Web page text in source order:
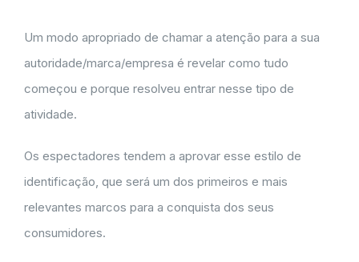
Um modo apropriado de chamar a atenção para a sua
autoridade/marca/empresa é revelar como tudo
começou e porque resolveu entrar nesse tipo de
atividade.
Os espectadores tendem a aprovar esse estilo de
identificação, que será um dos primeiros e mais
relevantes marcos para a conquista dos seus
consumidores.